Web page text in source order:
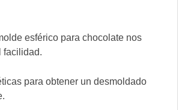
esférico para chocolate nos
facilidad.
para obtener un desmoldado